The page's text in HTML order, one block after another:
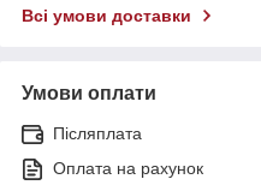
Всі умови доставки
Умови оплати
Післяплата
Оплата на рахунок